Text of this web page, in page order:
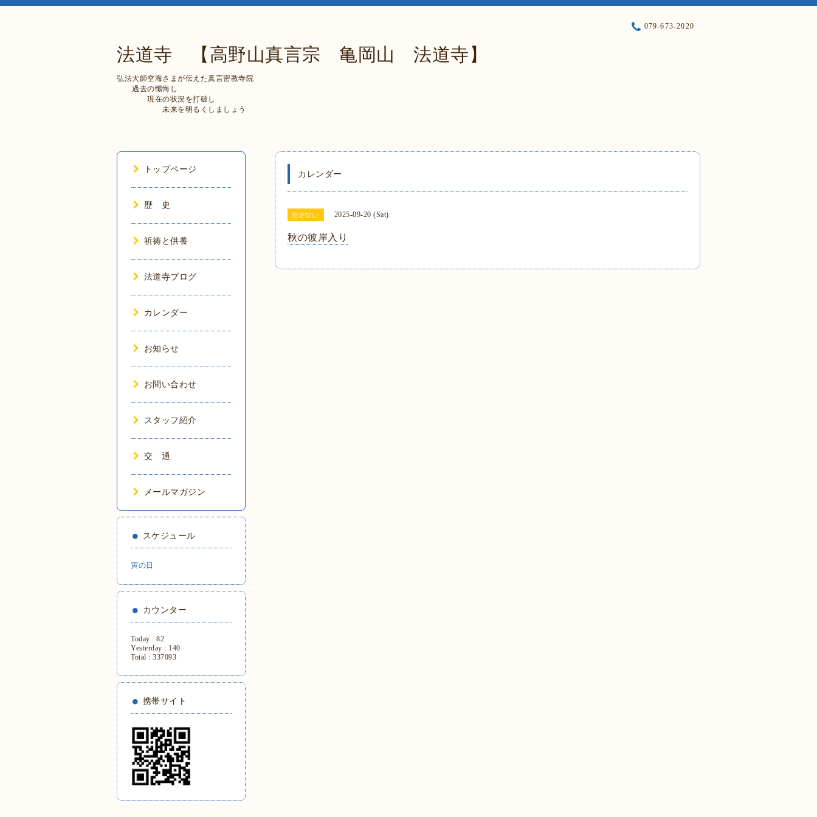
法道寺 【高野山真言宗 亀岡山 法道寺】
弘法大師空海さまが伝えた真言密教寺院
過去の懺悔し
現在の状況を打破し
未来を明るくしましょう
079-673-2020
カレンダー
指定なし 2025-09-20 (Sat)
秋の彼岸入り
トップページ
歴 史
祈祷と供養
法道寺ブログ
カレンダー
お知らせ
お問い合わせ
スタッフ紹介
交 通
メールマガジン
スケジュール
寅の日
カウンター
Today : 82
Yesterday : 140
Total : 337093
携帯サイト